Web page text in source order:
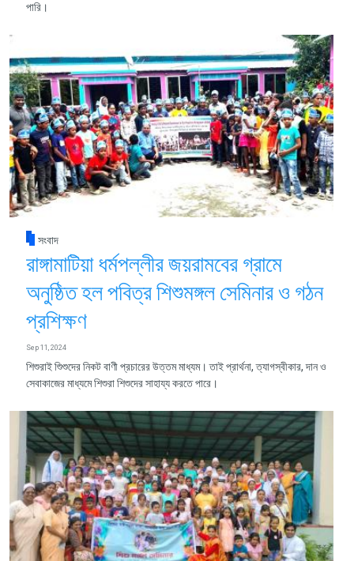
পারি।
সংবাদ
রাঙ্গামাটিয়া ধর্মপল্লীর জয়রামবের গ্রামে
অনুষ্ঠিত হল পবিত্র শিশুমঙ্গল সেমিনার ও গঠন
প্রশিক্ষণ
Sep 11, 2024
শিশুরাই শিুশুদের নিকট বাণী প্রচারের উত্তম মাধ্যম। তাই প্রার্থনা, ত্যাগস্বীকার, দান ও
সেবাকাজের মাধ্যমে শিশুরা শিশুদের সাহায্য করতে পারে।